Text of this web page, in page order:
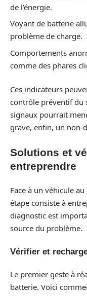
de l’énergie.
Voyant de batterie
problème de charge.
Comportements
comme des phares
Ces indicateurs
contrôle préventif du
signaux pourrait
grave, enfin, un non-
Solutions et
entreprendre
Face à un véhicule au
étape consiste à
diagnostic est
source du problème.
Vérifier et
Le premier geste à
batterie. Voici